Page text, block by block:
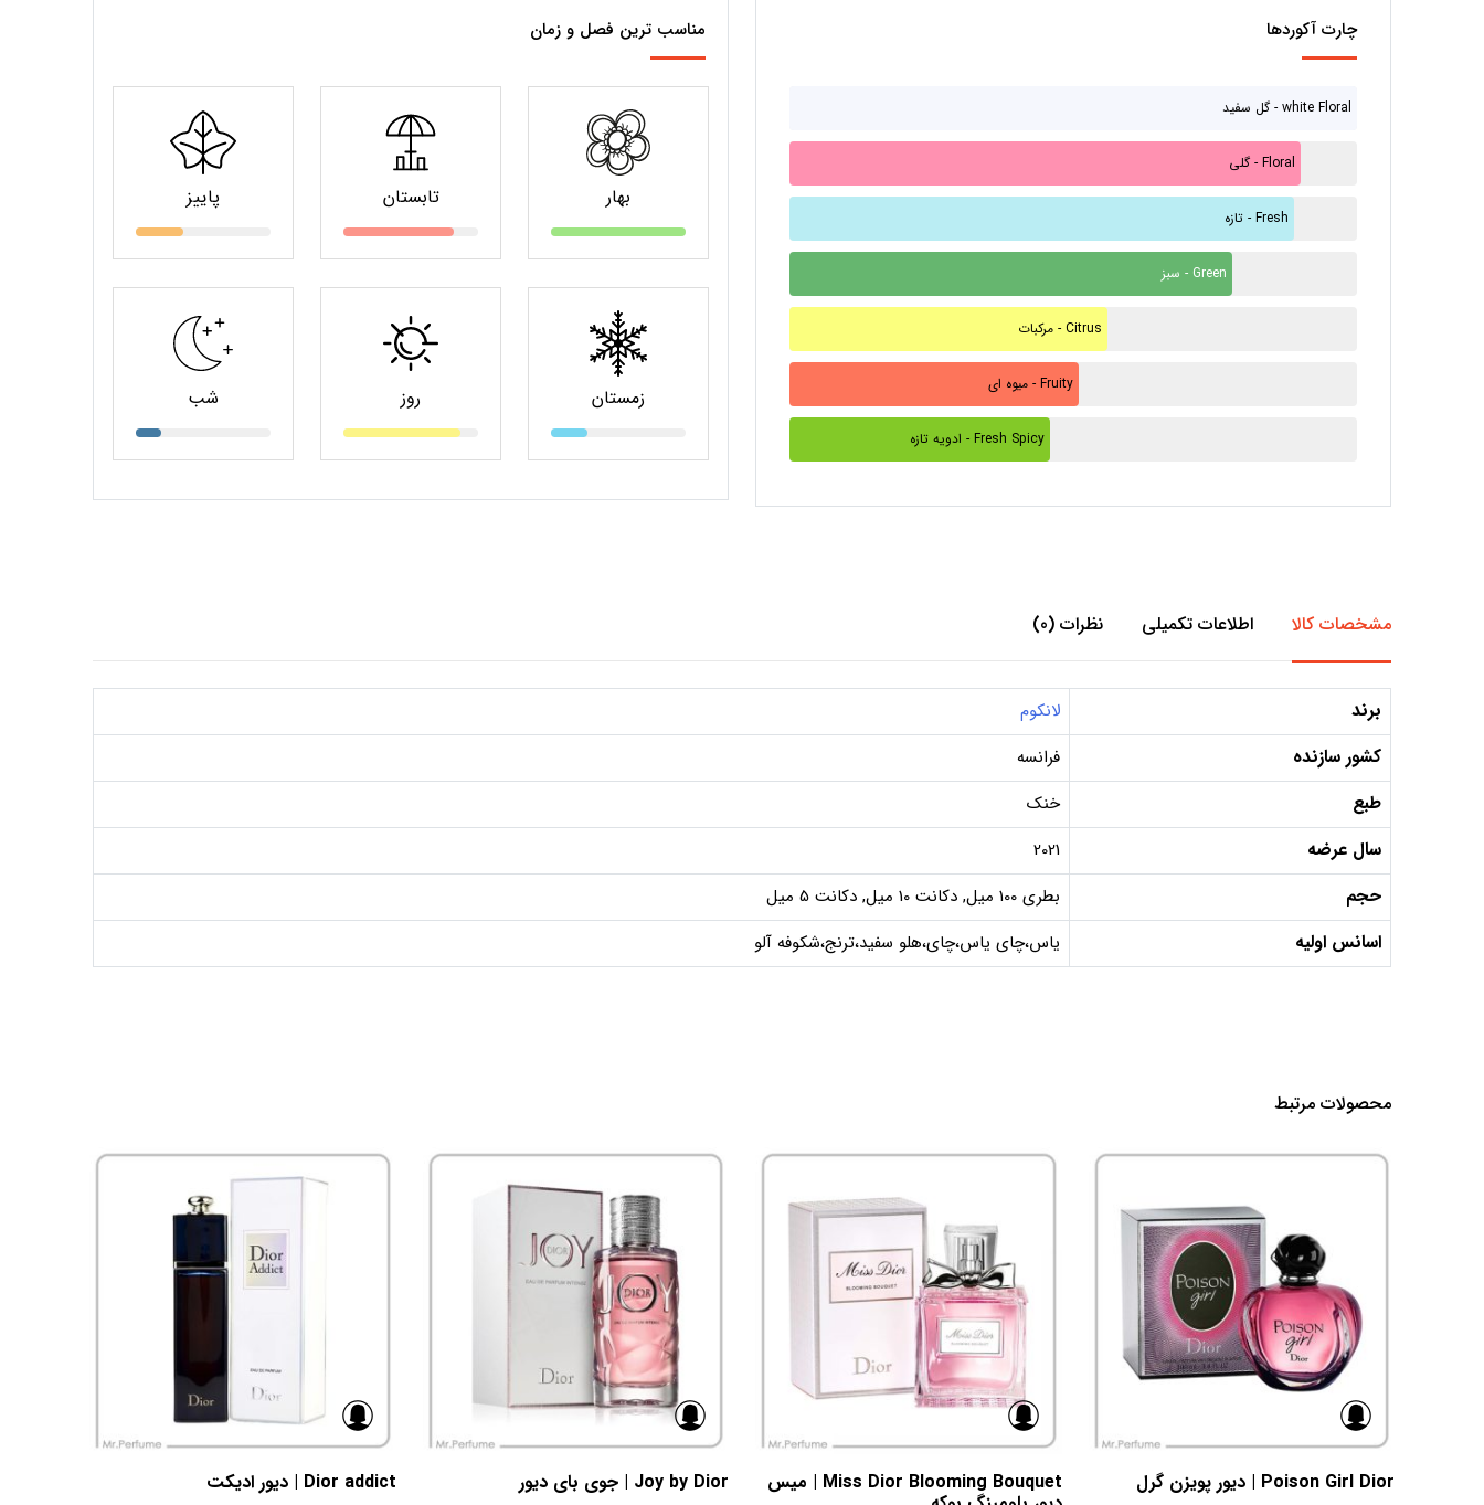
چارت آکوردها
گل سفید - white Floral
گلی - Floral
تازه - Fresh
سبز - Green
مرکبات - Citrus
میوه ای - Fruity
ادویه تازه - Fresh Spicy
مناسب ترین فصل و زمان
بهار تابستان پاییز
زمستان روز شب
مشخصات کالا اطلاعات تکمیلی نظرات (0)
برند لانکوم
کشور سازنده فرانسه
طبع خنک
سال عرضه 2021
حجم بطری 100 میل, دکانت 10 میل, دکانت 5 میل
اسانس اولیه یاس،چای یاس،چای،هلو سفید،ترنج،شکوفه آلو
محصولات مرتبط
Poison Girl Dior | دیور پویزن گرل Miss Dior Blooming Bouquet | میس Joy by Dior | جوی بای دیور Dior addict | دیور ادیکت